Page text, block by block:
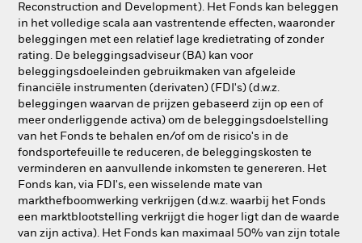
Reconstruction and Development). Het Fonds kan beleggen
in het volledige scala aan vastrentende effecten, waaronder
beleggingen met een relatief lage kredietrating of zonder
rating. De beleggingsadviseur (BA) kan voor
beleggingsdoeleinden gebruikmaken van afgeleide
financiële instrumenten (derivaten) (FDI's) (d.w.z.
beleggingen waarvan de prijzen gebaseerd zijn op een of
meer onderliggende activa) om de beleggingsdoelstelling
van het Fonds te behalen en/of om de risico's in de
fondsportefeuille te reduceren, de beleggingskosten te
verminderen en aanvullende inkomsten te genereren. Het
Fonds kan, via FDI's, een wisselende mate van
markthefboomwerking verkrijgen (d.w.z. waarbij het Fonds
een marktblootstelling verkrijgt die hoger ligt dan de waarde
van zijn activa). Het Fonds kan maximaal 50% van zijn totale